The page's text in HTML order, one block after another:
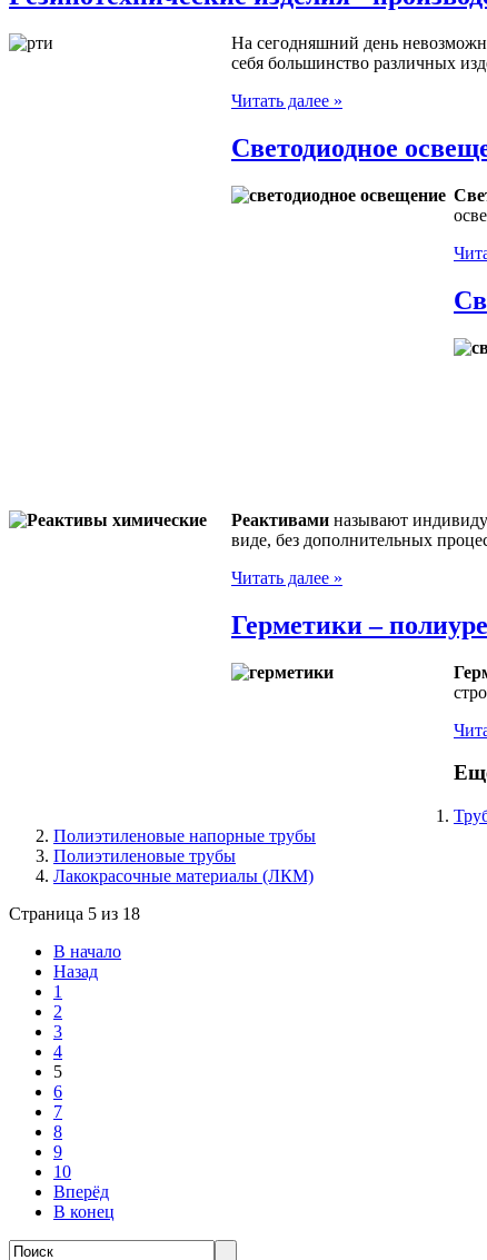
На сегодняшний день
себя большинство различных
Читать далее »
Светодиодное
Реактивами называют
виде, без дополнительных
Читать далее »
Герметики –
Полиэтиленовые напорные трубы
Полиэтиленовые трубы
Лакокрасочные материалы (ЛКМ)
Страница 5 из 18
В начало
Назад
1
2
3
4
5
6
7
8
9
10
Вперёд
В конец